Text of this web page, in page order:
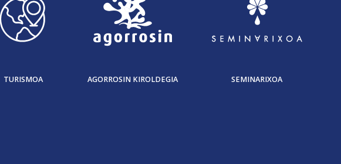
TURISMOA AGORROSIN KIROLDEGIA SEMINARIXOA